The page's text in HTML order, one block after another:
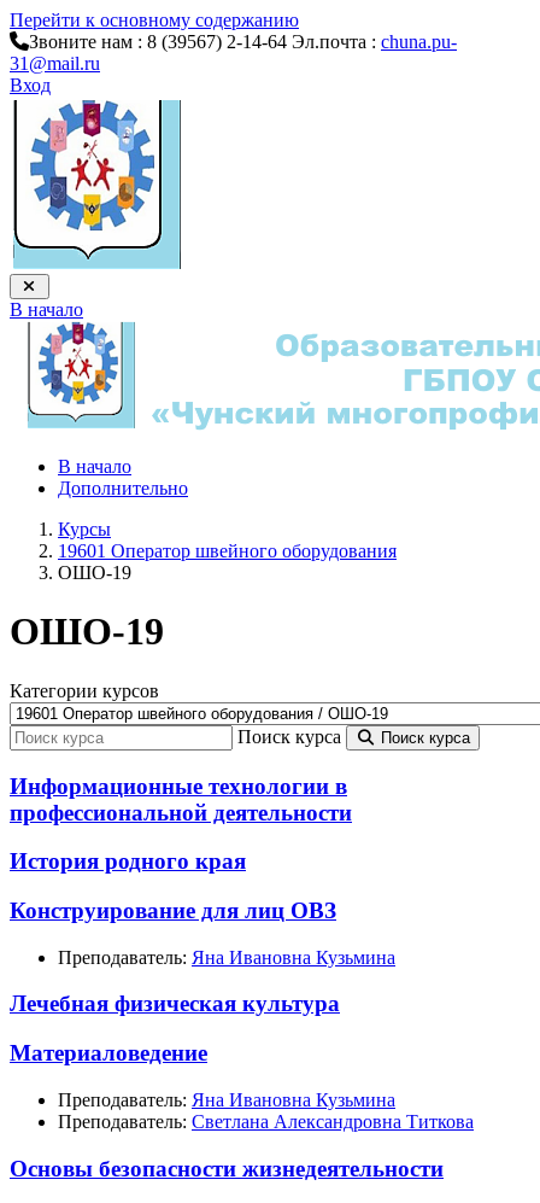
Перейти к основному содержанию
Звоните нам : 8 (39567) 2-14-64 Эл.почта : chuna.pu-
31@mail.ru
Вход
В начало
В начало
Дополнительно
Курсы
19601 Оператор швейного оборудования
ОШО-19
ОШО-19
Категории курсов
Поиск курса Поиск курса
Информационные технологии в
профессиональной деятельности
История родного края
Конструирование для лиц ОВЗ
Преподаватель: Яна Ивановна Кузьмина
Лечебная физическая культура
Материаловедение
Преподаватель: Яна Ивановна Кузьмина
Преподаватель: Светлана Александровна Титкова
Основы безопасности жизнедеятельности